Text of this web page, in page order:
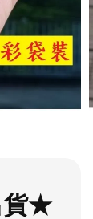
貨★